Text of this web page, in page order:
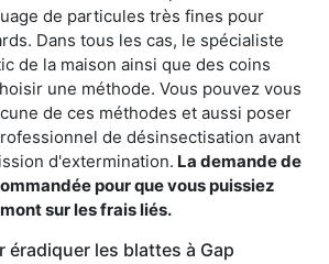
de particules très fines pour
Dans tous les cas, le spécialiste
de la maison ainsi que des coins
une méthode. Vous pouvez vous
de ces méthodes et aussi poser
de désinsectisation avant
d'extermination. La demande de
pour que vous puissiez
sur les frais liés.
éradiquer les blattes à Gap